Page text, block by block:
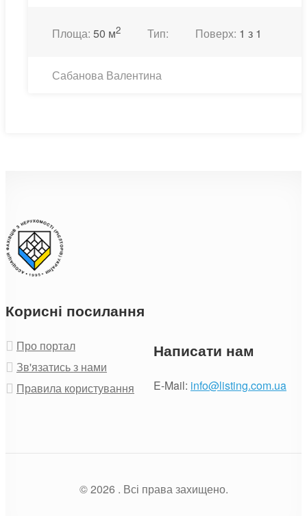
Площа: 50 м2 Тип: Поверх: 1 з 1
Сабанова Валентина
Корисні посилання
Про портал
Зв'язатись з нами
Правила користування
Написати нам
E-Mail: info@listing.com.ua
© 2026 . Всі права захищено.